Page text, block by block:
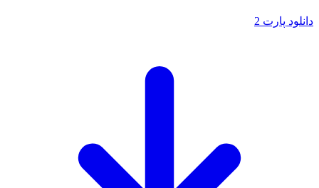
پارت 2